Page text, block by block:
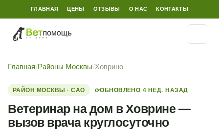
ГЛАВНАЯ ЦЕНЫ ОТЗЫВЫ О НАС КОНТАКТЫ
Главная/Районы Москвы/Ховрино
РАЙОН МОСКВЫ · САО ⟳ОБНОВЛЕНО 4 НЕД. НАЗАД
Ветеринар на дом в Ховрине —
вызов врача круглосуточно